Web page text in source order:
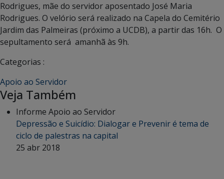
Rodrigues, mãe do servidor aposentado José Maria
Rodrigues. O velório será realizado na Capela do Cemitério
Jardim das Palmeiras (próximo a UCDB), a partir das 16h. O
sepultamento será amanhã às 9h.
Categorias :
Apoio ao Servidor
Veja Também
Informe Apoio ao Servidor
Depressão e Suicídio: Dialogar e Prevenir é tema de
ciclo de palestras na capital
25 abr 2018